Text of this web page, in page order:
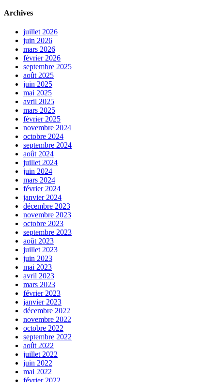
Archives
juillet 2026
juin 2026
mars 2026
février 2026
septembre 2025
août 2025
juin 2025
mai 2025
avril 2025
mars 2025
février 2025
novembre 2024
octobre 2024
septembre 2024
août 2024
juillet 2024
juin 2024
mars 2024
février 2024
janvier 2024
décembre 2023
novembre 2023
octobre 2023
septembre 2023
août 2023
juillet 2023
juin 2023
mai 2023
avril 2023
mars 2023
février 2023
janvier 2023
décembre 2022
novembre 2022
octobre 2022
septembre 2022
août 2022
juillet 2022
juin 2022
mai 2022
février 2022